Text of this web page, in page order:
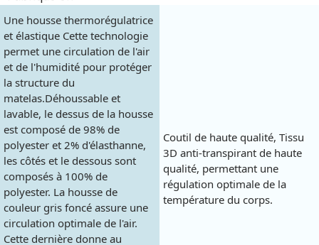
Une housse thermorégulatrice
et élastique Cette technologie
permet une circulation de l'air
et de l'humidité pour protéger
la structure du
matelas.Déhoussable et
lavable, le dessus de la housse
est composé de 98% de
polyester et 2% d'élasthanne,
les côtés et le dessous sont
composés à 100% de
polyester. La housse de
couleur gris foncé assure une
circulation optimale de l'air.
Cette dernière donne au
Coutil de haute qualité, Tissu
3D anti-transpirant de haute
qualité, permettant une
régulation optimale de la
température du corps.